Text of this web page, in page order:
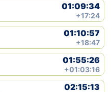
01:09:34
+17:24
01:10:57
+18:47
01:55:26
+01:03:16
02:15:13